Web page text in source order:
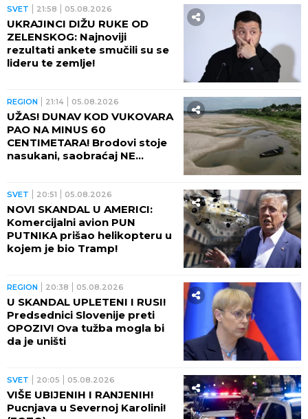
SVET 21:58 05.08.2026
UKRAJINCI DIŽU RUKE OD
ZELENSKOG: Najnoviji
rezultati ankete smučili su se
lideru te zemlje!
REGION 21:14 05.08.2026
UŽAS! DUNAV KOD VUKOVARA
PAO NA MINUS 60
CENTIMETARA! Brodovi stoje
nasukani, saobraćaj NE
SVET 20:51 05.08.2026
NOVI SKANDAL U AMERICI:
Komercijalni avion PUN
PUTNIKA prišao helikopteru u
kojem je bio Tramp!
REGION 20:38 05.08.2026
U SKANDAL UPLETENI I RUSI!
Predsednici Slovenije preti
OPOZIV! Ova tužba mogla bi
da je uništi
SVET 20:05 05.08.2026
VIŠE UBIJENIH I RANJENIH!
Pucnjava u Severnoj Karolini!